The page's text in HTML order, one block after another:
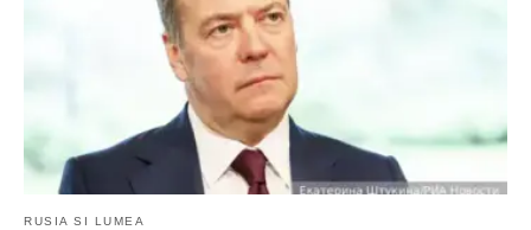
RUSIA SI LUMEA